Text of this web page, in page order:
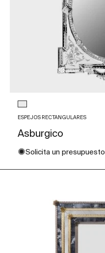
Color de Cristal
Transparente
ESPEJOS RECTANGULARES
Asburgico
✺Solicita un presupuesto